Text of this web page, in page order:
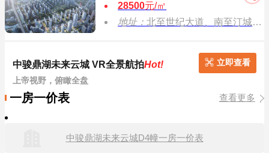
28500元/㎡
地址：北至世纪大道、南至汀城街、东至迎宾路、西至星河南路
中骏鼎湖未来云城 VR全景航拍Hot!
上帝视野，俯瞰全盘
立即查看
一房一价表 查看更多
中骏鼎湖未来云城D4幢一房一价表